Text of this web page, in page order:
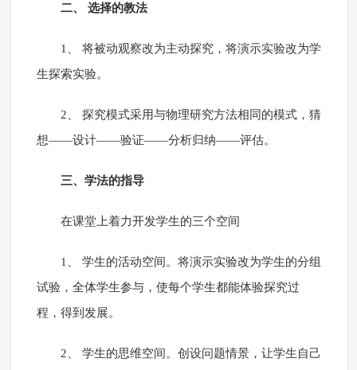
二、 选择的教法
1、 将被动观察改为主动探究，将演示实验改为学
生探索实验。
2、 探究模式采用与物理研究方法相同的模式，猜
想——设计——验证——分析归纳——评估。
三、学法的指导
在课堂上着力开发学生的三个空间
1、 学生的活动空间。将演示实验改为学生的分组
试验，全体学生参与，使每个学生都能体验探究过
程，得到发展。
2、 学生的思维空间。创设问题情景，让学生自己